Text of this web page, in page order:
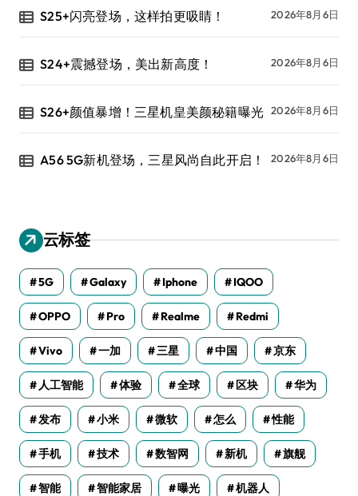
S25+闪亮登场，这样拍更吸睛！ 2026年8月6日
S24+震撼登场，美出新高度！ 2026年8月6日
S26+颜值暴增！三星机皇美颜秘籍曝光 2026年8月6日
A56 5G新机登场，三星风尚自此开启！ 2026年8月6日
云标签
5G Galaxy Iphone IQOO
OPPO Pro Realme Redmi
Vivo 一加 三星 中国 京东
人工智能 体验 全球 区块 华为
发布 小米 微软 怎么 性能
手机 技术 数智网 新机 旗舰
智能 智能家居 曝光 机器人